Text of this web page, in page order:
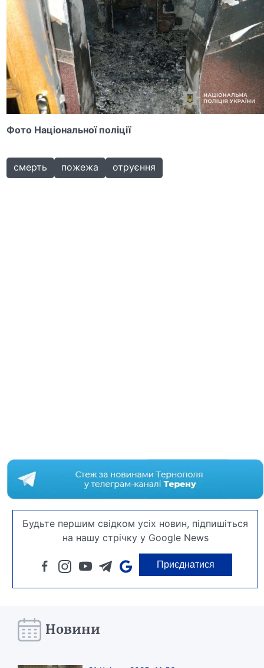
Фото Національної поліції
смерть пожежа отруєння
Будьте першим свідком усіх новин, підпишіться
на нашу стрічку у Google News
Приєднатися
Новини